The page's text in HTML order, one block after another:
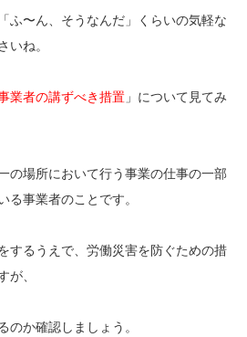
ふ〜ん、そうなんだ」くらいの気軽な
いね。
業者の講ずべき措置 」について見てみ
の場所において行う事業の仕事の一部
る事業者のことです。
するうえで、労働災害を防ぐための措
が、
のか確認しましょう。